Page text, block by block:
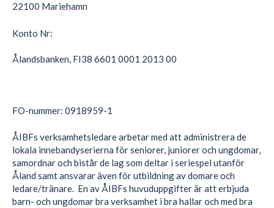
22100 Mariehamn
Konto Nr:
Ålandsbanken, FI38 6601 0001 2013 00
FO-nummer: 0918959-1
ÅIBFs verksamhetsledare arbetar med att administrera de
lokala innebandyserierna för seniorer, juniorer och ungdomar,
samordnar och bistår de lag som deltar i seriespel utanför
Åland samt ansvarar även för utbildning av domare och
ledare/tränare. En av ÅIBFs huvuduppgifter är att erbjuda
barn- och ungdomar bra verksamhet i bra hallar och med bra